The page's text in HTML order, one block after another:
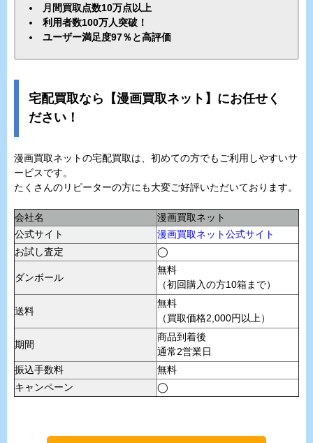
月間買取点数10万点以上
利用者数100万人突破！
ユーザー満足度97％と高評価
宅配買取なら【漫画買取ネット】にお任せく
ださい！
漫画買取ネットの宅配買取は、初めての方でもご利用しやすいサ
ービスです。
たくさんのリピーターの方にも大変ご好評いただいております。
会社名
漫画買取ネット
公式サイト
漫画買取ネット公式サイト
お試し査定
◯
ダンボール
無料
（初回購入の方10箱まで）
送料
無料
（買取価格2,000円以上）
期間
商品到着後
通常2営業日
振込手数料
無料
キャンペーン
◯